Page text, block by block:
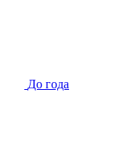
До года